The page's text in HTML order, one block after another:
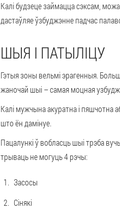
Калі будзеце займацца сэксам,
дастаўляе ўзбуджэнне падчас
ШЫЯ І ПАТЫЛІЦУ
Гэтыя зоны вельмі эрагенныя.
жаночай шыі – самая моцная
Калі мужчына акуратна і пяшчотна
што ён дамінуе.
Пацалункі ў вобласць шыі трэба
трываць не могуць 4 рэчы:
Засосы
Сінякі